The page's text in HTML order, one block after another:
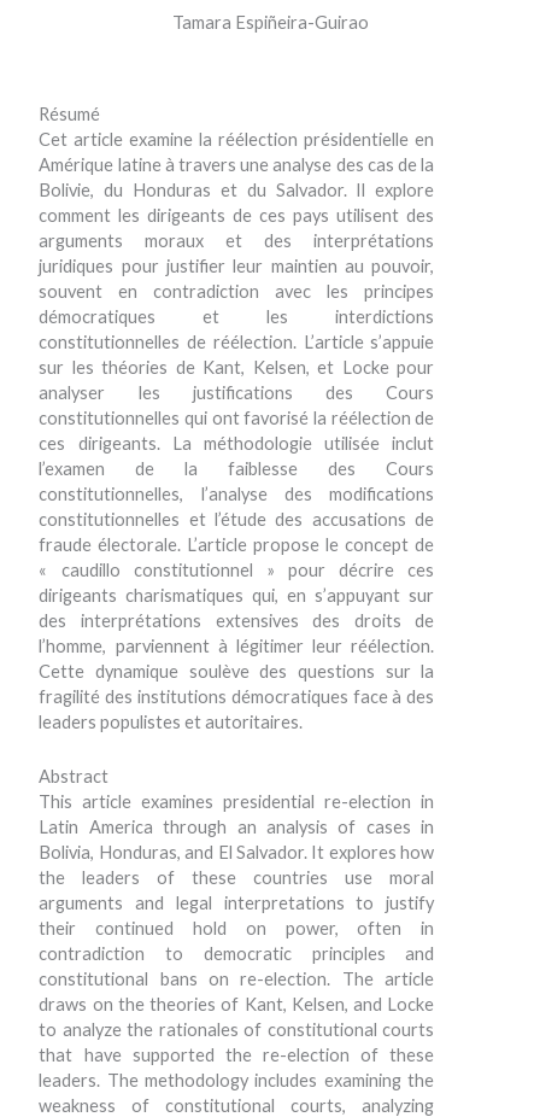
Tamara Espiñeira-Guirao
Résumé
Cet article examine la réélection présidentielle en
Amérique latine à travers une analyse des cas de la
Bolivie, du Honduras et du Salvador. Il explore
comment les dirigeants de ces pays utilisent des
arguments moraux et des interprétations
juridiques pour justifier leur maintien au pouvoir,
souvent en contradiction avec les principes
démocratiques et les interdictions
constitutionnelles de réélection. L’article s’appuie
sur les théories de Kant, Kelsen, et Locke pour
analyser les justifications des Cours
constitutionnelles qui ont favorisé la réélection de
ces dirigeants. La méthodologie utilisée inclut
l’examen de la faiblesse des Cours
constitutionnelles, l’analyse des modifications
constitutionnelles et l’étude des accusations de
fraude électorale. L’article propose le concept de
« caudillo constitutionnel » pour décrire ces
dirigeants charismatiques qui, en s’appuyant sur
des interprétations extensives des droits de
l’homme, parviennent à légitimer leur réélection.
Cette dynamique soulève des questions sur la
fragilité des institutions démocratiques face à des
leaders populistes et autoritaires.
Abstract
This article examines presidential re-election in
Latin America through an analysis of cases in
Bolivia, Honduras, and El Salvador. It explores how
the leaders of these countries use moral
arguments and legal interpretations to justify
their continued hold on power, often in
contradiction to democratic principles and
constitutional bans on re-election. The article
draws on the theories of Kant, Kelsen, and Locke
to analyze the rationales of constitutional courts
that have supported the re-election of these
leaders. The methodology includes examining the
weakness of constitutional courts, analyzing